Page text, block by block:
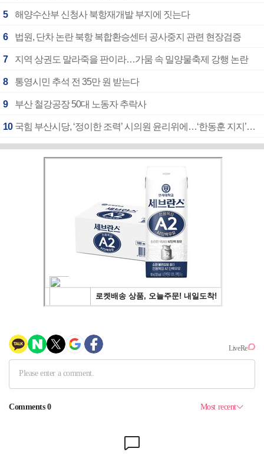
5 해양수산부 신청사 북항재개발 부지에 짓는다
6 법원, 단차 논란 북항 복합환승센터 공사중지 관련 현장검증
7 지역 상권도 말라죽을 판이라…가뭄 속 밀양물축제 강행 논란
8 통영시민 추석 전 35만 원 받는다
9 부산 철강공장 50대 노동자 추락사
10 국힘 부산시당, ‘정이한 조력’ 시의원 윤리위에…‘한동훈 지지’도 신고접수